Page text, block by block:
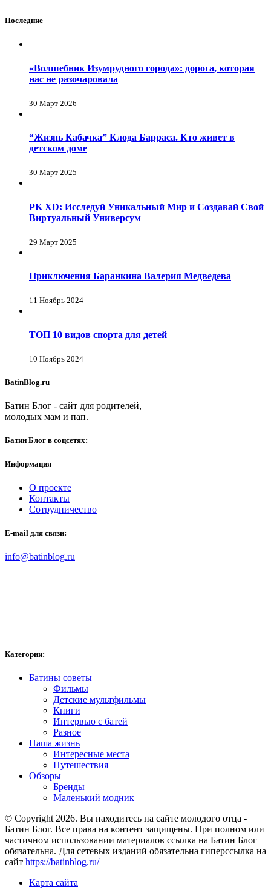
Последние
«Волшебник Изумрудного города»: дорога, которая
нас не разочаровала
30 Март 2026
“Жизнь Кабачка” Клода Барраса. Кто живет в
детском доме
30 Март 2025
PK XD: Исследуй Уникальный Мир и Создавай Свой
Виртуальный Универсум
29 Март 2025
Приключения Баранкина Валерия Медведева
11 Ноябрь 2024
ТОП 10 видов спорта для детей
10 Ноябрь 2024
BatinBlog.ru
Батин Блог - сайт для родителей,
молодых мам и пап.
Батин Блог в соцсетях:
Информация
О проекте
Контакты
Сотрудничество
E-mail для связи:
info@batinblog.ru
Категории:
Батины советы
Фильмы
Детские мультфильмы
Книги
Интервью с батей
Разное
Наша жизнь
Интересные места
Путешествия
Обзоры
Бренды
Маленький модник
© Copyright 2026. Вы находитесь на сайте молодого отца -
Батин Блог. Все права на контент защищены. При полном или
частичном использовании материалов ссылка на Батин Блог
обязательна. Для сетевых изданий обязательна гиперссылка на
сайт https://batinblog.ru/
Карта сайта